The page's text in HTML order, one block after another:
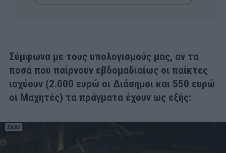
Σύμφωνα με τους υπολογισμούς μας, αν τα
ποσά που παίρνουν εβδομαδιαίως οι παίκτες
ισχύουν (2.000 ευρώ οι Διάσημοι και 550 ευρώ
οι Μαχητές) τα πράγματα έχουν ως εξής: